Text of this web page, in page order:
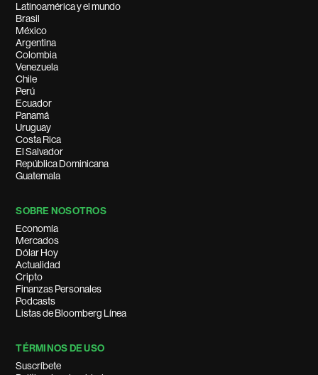
Latinoamérica y el mundo
Brasil
México
Argentina
Colombia
Venezuela
Chile
Perú
Ecuador
Panamá
Uruguay
Costa Rica
El Salvador
República Dominicana
Guatemala
SOBRE NOSOTROS
Economía
Mercados
Dólar Hoy
Actualidad
Cripto
Finanzas Personales
Podcasts
Listas de Bloomberg Línea
TÉRMINOS DE USO
Suscríbete